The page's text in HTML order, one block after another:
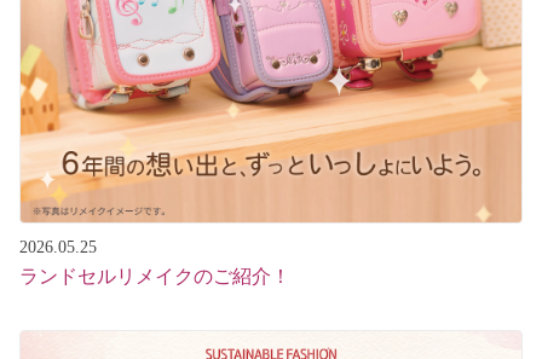
2026.05.25
ランドセルリメイクのご紹介！